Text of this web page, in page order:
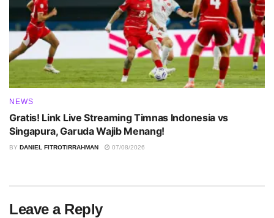
NEWS
Gratis! Link Live Streaming Timnas Indonesia vs
Singapura, Garuda Wajib Menang!
BY DANIEL FITROTIRRAHMAN 07/08/2026
Leave a Reply